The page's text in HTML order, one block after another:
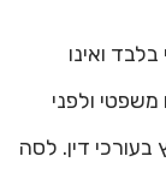
ואינו
משפטי ולפני
דין. לסה